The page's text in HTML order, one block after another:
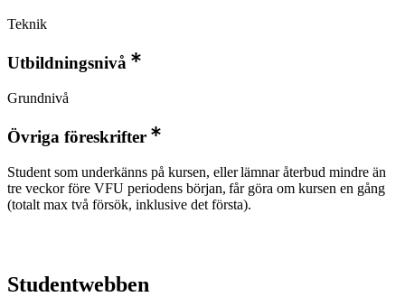
Teknik
Utbildningsnivå
Grundnivå
Övriga föreskrifter
​​Student som underkänns på kursen, eller lämnar återbud mindre än
tre veckor före VFU periodens början, får göra om kursen en gång
(totalt max två försök, inklusive det första). ​
Studentwebben